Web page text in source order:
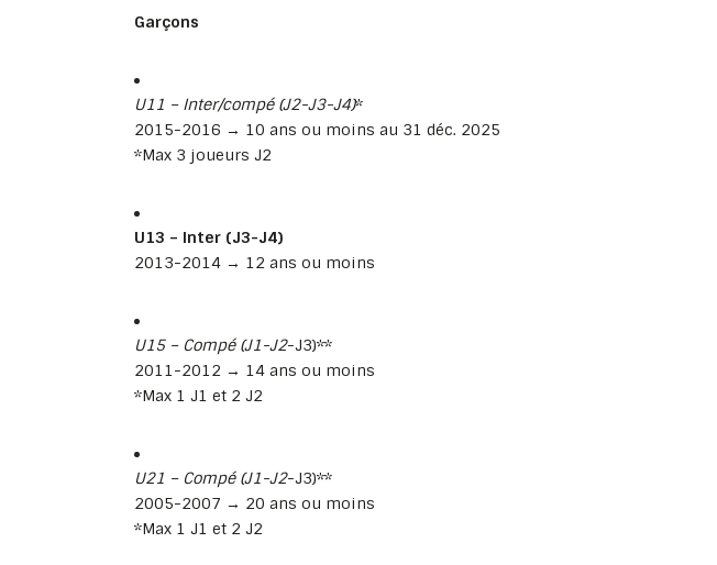
Garçons
U11 – Inter/compé (J2-J3-J4)*
2015-2016 → 10 ans ou moins au 31 déc. 2025
*Max 3 joueurs J2
U13 – Inter (J3-J4)
2013-2014 → 12 ans ou moins
U15 – Compé (J1-J2-J3)**
2011-2012 → 14 ans ou moins
*Max 1 J1 et 2 J2
U21 – Compé (J1-J2-J3)**
2005-2007 → 20 ans ou moins
*Max 1 J1 et 2 J2